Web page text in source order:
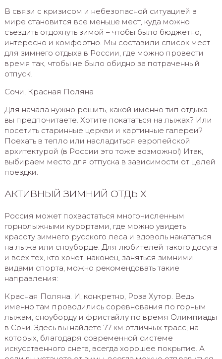
В связи с кризисом и небезопасной ситуацией в
мире становится все меньше мест, куда можно
съездить отдохнуть зимой – чтобы было бюджетно,
интересно и комфортно. Мы составили список мест
для зимнего отдыха в России, где можно провести
время так, чтобы не было обидно за потраченный
отпуск!
Сочи, Красная Поляна
Для начала нужно решить, какой именно тип отдыха
вы предпочитаете. Хотите покататься на лыжах? Или
посетить старинные церкви и картинные галереи?
Поехать в тепло или насладиться европейской
архитектурой (в России это тоже возможно!) Итак,
выбираем место для отпуска в зависимости от целей
поездки.
АКТИВНЫЙ ЗИМНИЙ ОТДЫХ
Россия может похвастаться многочисленным
горнолыжными курортами, где можно увидеть
красоту зимнего русского леса и вдоволь накататься
на лыжа или сноуборде. Для любителей такого досуга
и всех тех, кто хочет, наконец, заняться зимними
видами спорта, можно рекомендовать такие
направления:
Красная Поляна. И, конкретно, Роза Хутор. Ведь
именно там проводились соревнования по горным
лыжам, сноуборду и фристайлу по время Олимпиады
в Сочи. Здесь вы найдете 77 км отличных трасс, на
которых, благодаря современной системе
искусственного снега, всегда хорошее покрытие. А